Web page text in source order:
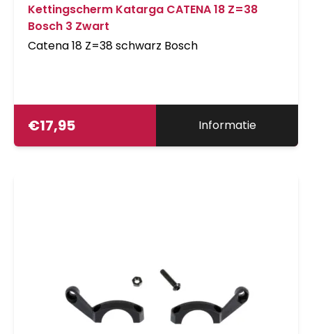
Kettingscherm Katarga CATENA 18 Z=38
Bosch 3 Zwart
Catena 18 Z=38 schwarz Bosch
€17,95 Informatie